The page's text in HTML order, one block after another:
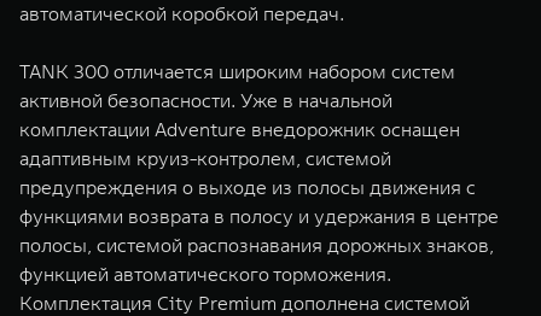
автоматической коробкой передач.
TANK 300 отличается широким набором систем
активной безопасности. Уже в начальной
комплектации Adventure внедорожник оснащен
адаптивным круиз-контролем, системой
предупреждения о выходе из полосы движения с
функциями возврата в полосу и удержания в центре
полосы, системой распознавания дорожных знаков,
функцией автоматического торможения.
Комплектация City Premium дополнена системой